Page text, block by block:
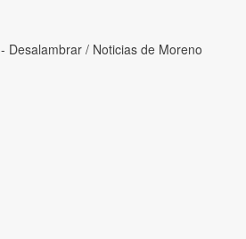
- Desalambrar / Noticias de Moreno